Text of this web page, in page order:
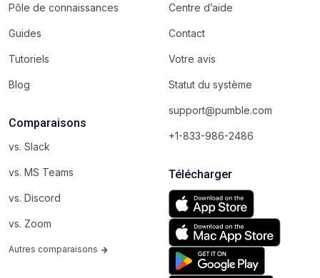
Pôle de connaissances
Guides
Tutoriels
Blog
Comparaisons
vs. Slack
vs. MS Teams
vs. Discord
vs. Zoom
Autres comparaisons
Centre d’aide
Contact
Votre avis
Statut du système
support@pumble.com
+1-833-986-2486
Télécharger